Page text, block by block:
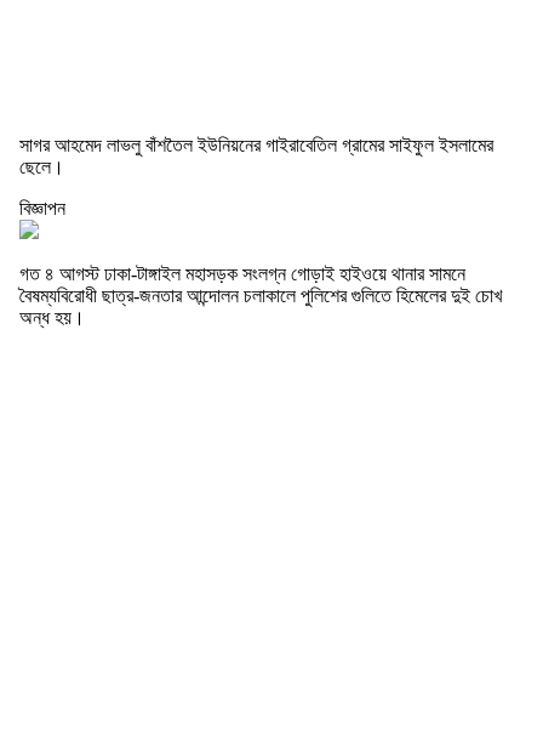
সাগর আহমেদ লাভলু বাঁশতৈল ইউনিয়নের গাইরাবেতিল গ্রামের সাইফুল ইসলামের
ছেলে।
বিজ্ঞাপন
গত ৪ আগস্ট ঢাকা-টাঙ্গাইল মহাসড়ক সংলগ্ন গোড়াই হাইওয়ে থানার সামনে
বৈষম্যবিরোধী ছাত্র-জনতার আন্দোলন চলাকালে পুলিশের গুলিতে হিমেলের দুই চোখ
অন্ধ হয়।